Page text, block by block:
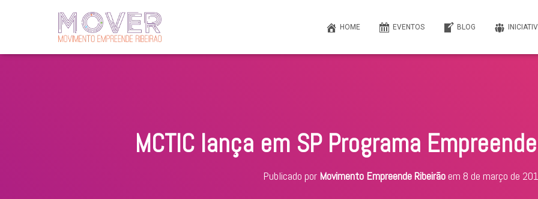
HOME EVENTOS BLOG
MCTIC lança em SP Programa
Publicado por Movimento Empreende Ribeirãoem 8 de março de